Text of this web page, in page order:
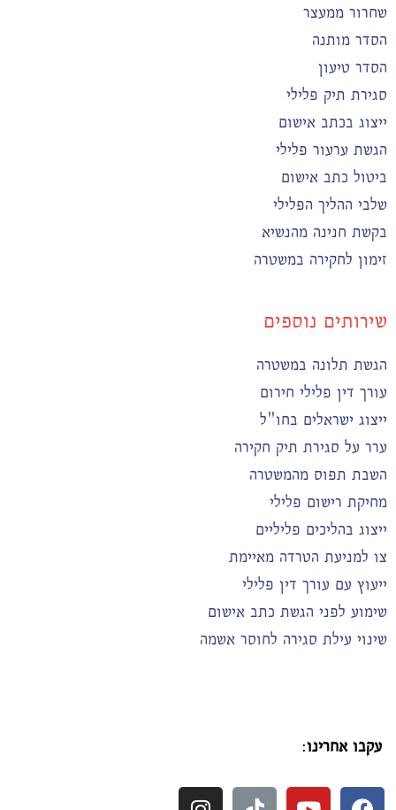
שחרור ממעצר
הסדר מותנה
הסדר טיעון
סגירת תיק פלילי
ייצוג בכתב אישום
הגשת ערעור פלילי
ביטול כתב אישום
שלבי ההליך הפלילי
בקשת חנינה מהנשיא
זימון לחקירה במשטרה
שירותים נוספים
הגשת תלונה במשטרה
עורך דין פלילי חירום
ייצוג ישראלים בחו"ל
ערר על סגירת תיק חקירה
השבת תפוס מהמשטרה
מחיקת רישום פלילי
ייצוג בהליכים פליליים
צו למניעת הטרדה מאיימת
ייעוץ עם עורך דין פלילי
שימוע לפני הגשת כתב אישום
שינוי עילת סגירה לחוסר אשמה
עקבו אחרינו: